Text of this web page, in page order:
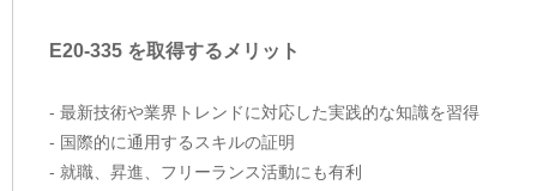
E20-335 を取得するメリット
- 最新技術や業界トレンドに対応した実践的な知識を習得
- 国際的に通用するスキルの証明
- 就職、昇進、フリーランス活動にも有利